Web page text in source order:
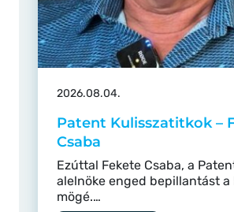
2026.08.04.
Patent Kulisszatitkok –
Csaba
Ezúttal Fekete Csaba, a
alelnöke enged bepillantást a
mögé.…